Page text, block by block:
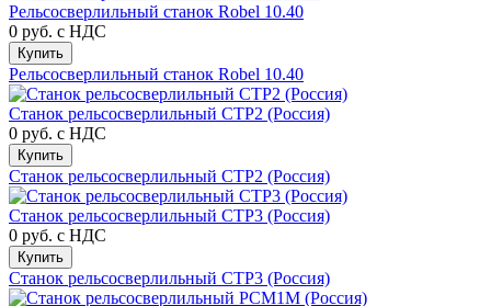
Рельсосверлильный станок Robel 10.40
0 руб. с НДС
Купить
Рельсосверлильный станок Robel 10.40
Станок рельсосверлильный СТР2 (Россия)
0 руб. с НДС
Купить
Станок рельсосверлильный СТР2 (Россия)
Станок рельсосверлильный СТР3 (Россия)
0 руб. с НДС
Купить
Станок рельсосверлильный СТР3 (Россия)